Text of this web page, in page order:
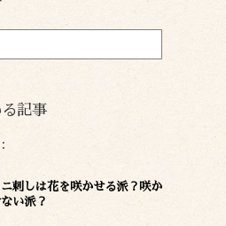
記事
ニ刺しは花を咲かせる派？咲か
い派？